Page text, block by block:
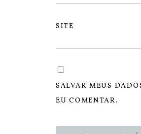
SITE
SALVAR MEUS
EU COMENTAR.